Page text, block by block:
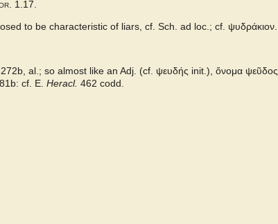
1.17.
to be characteristic of liars, cf. Sch. ad loc.; cf. ψυδράκιον.
272b, al.; so almost like an Adj. (cf. ψευδής init.), ὄνομα ψεῦδος
cf. E. Heracl. 462 codd.